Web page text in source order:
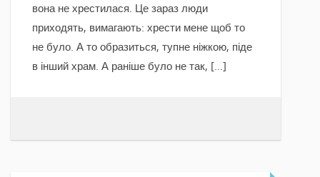
вона не хрестилася. Це зараз люди
приходять, вимагають: хрести мене щоб то
не було. А то образиться, тупне ніжкою, піде
в інший храм. А раніше було не так, […]